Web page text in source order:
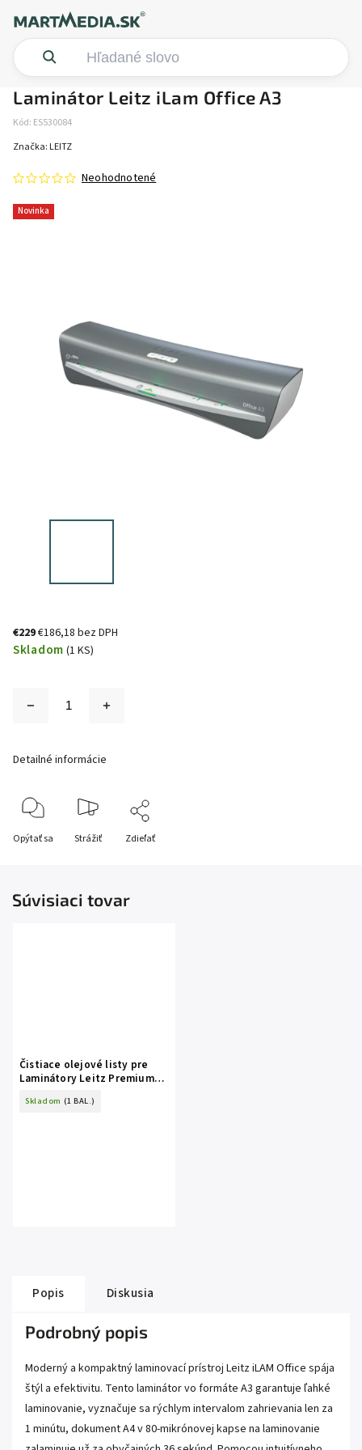
Laminátor Leitz iLam Office A3
Kód: ES530084
Novinka
Neohodnotené
Značka: LEITZ
€229€186,18 bez DPH
Skladom (1 KS)
Detailné informácie
Opýtať sa Strážiť Zdieľať
Súvisiaci tovar
Čistiace olejové listy pre
Laminátory Leitz Premium
Skladom (1 BAL.)
Popis Diskusia
Podrobný popis
Moderný a kompaktný laminovací prístroj Leitz iLAM Office spája
štýl a efektivitu. Tento laminátor vo formáte A3 garantuje ľahké
laminovanie, vyznačuje sa rýchlym intervalom zahrievania len za
1 minútu, dokument A4 v 80-mikrónovej kapse na laminovanie